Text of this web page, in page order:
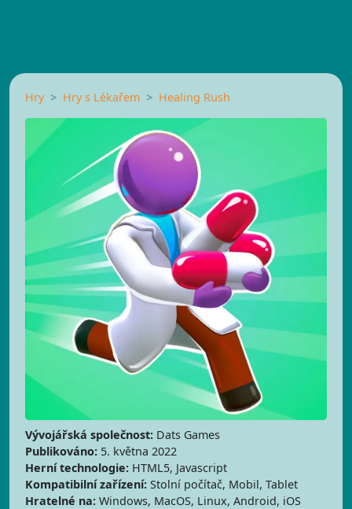
Hry Hry s Lékařem Healing Rush
Vývojářská společnost: Dats Games
Publikováno: 5. května 2022
Herní technologie: HTML5, Javascript
Kompatibilní zařízení: Stolní počítač, Mobil, Tablet
Hratelné na: Windows, MacOS, Linux, Android, iOS